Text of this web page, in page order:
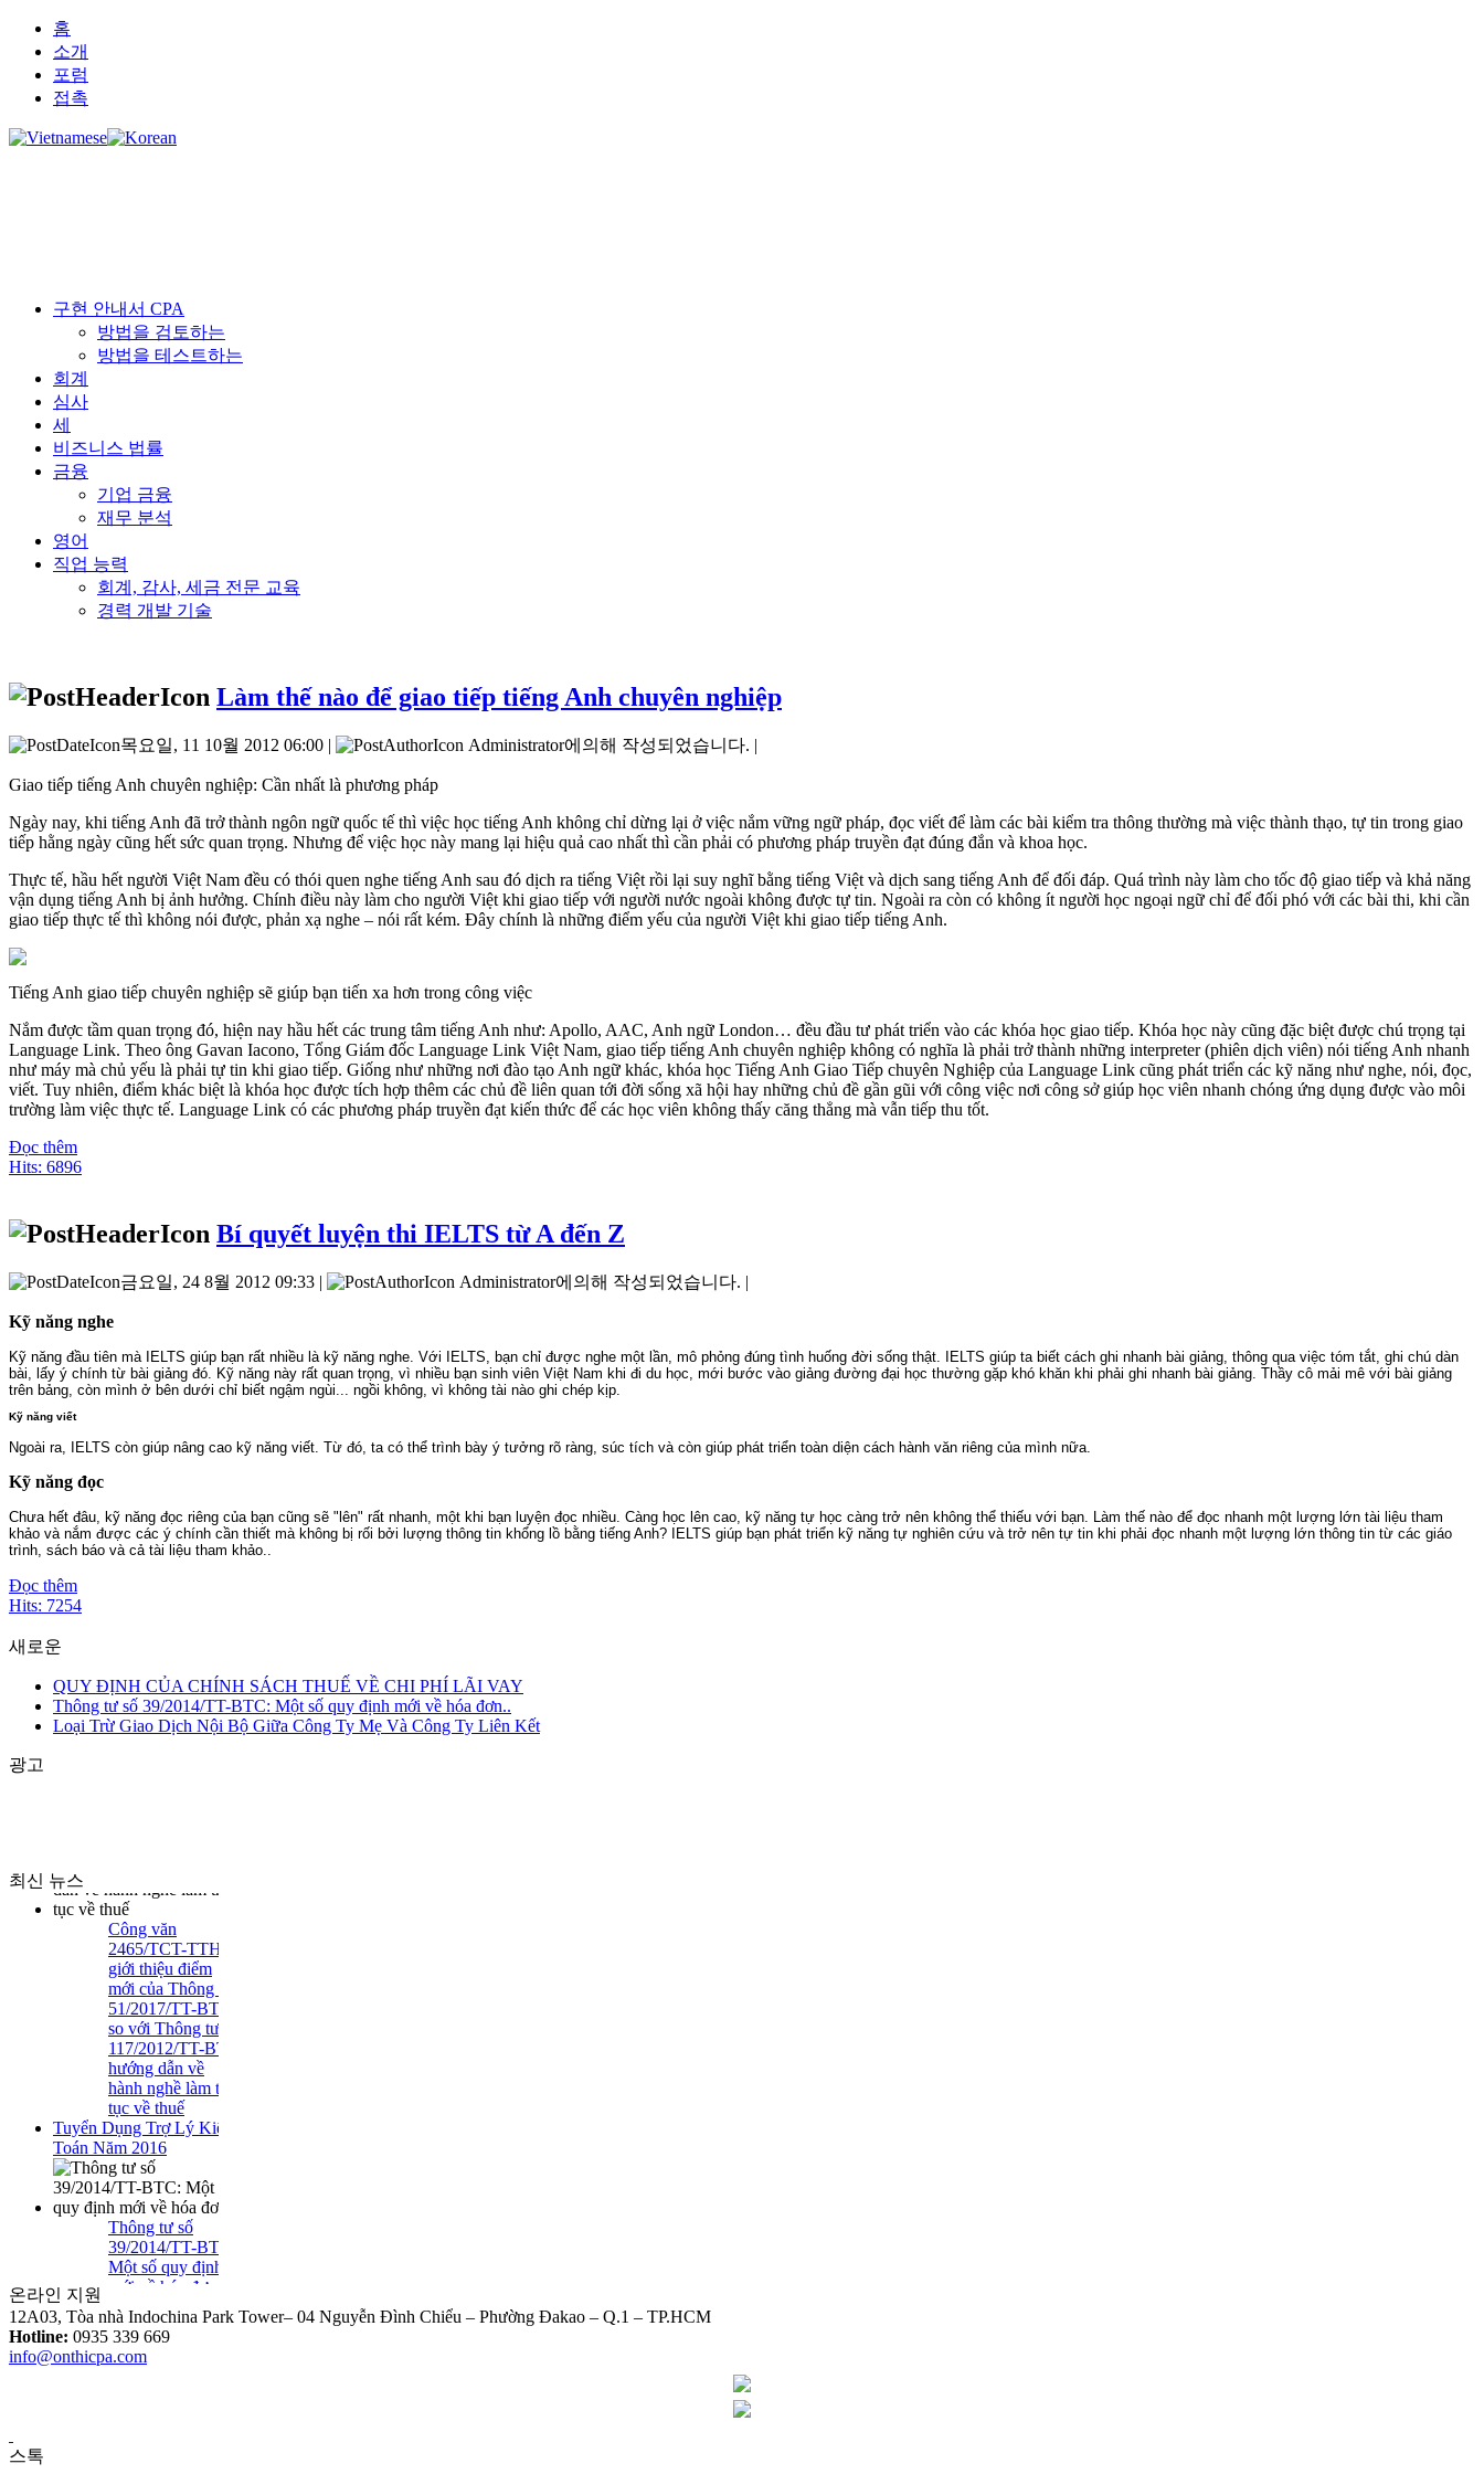
홈
소개
포럼
접촉
구현 안내서 CPA
방법을 검토하는
방법을 테스트하는
회계
심사
세
비즈니스 법률
금융
기업 금융
재무 분석
영어
직업 능력
회계, 감사, 세금 전문 교육
경력 개발 기술
Làm thế nào để giao tiếp tiếng Anh chuyên nghiệp
목요일, 11 10월 2012 06:00 | Administrator에의해 작성되었습니다. |
Giao tiếp tiếng Anh chuyên nghiệp: Cần nhất là phương pháp
Ngày nay, khi tiếng Anh đã trở thành ngôn ngữ quốc tế thì việc học tiếng Anh không chỉ dừng lại ở việc nắm vững ngữ pháp, đọc viết để làm các bài kiểm tra thông thường mà việc thành thạo, tự tin trong giao
tiếp hằng ngày cũng hết sức quan trọng. Nhưng để việc học này mang lại hiệu quả cao nhất thì cần phải có phương pháp truyền đạt đúng đắn và khoa học.
Thực tế, hầu hết người Việt Nam đều có thói quen nghe tiếng Anh sau đó dịch ra tiếng Việt rồi lại suy nghĩ bằng tiếng Việt và dịch sang tiếng Anh để đối đáp. Quá trình này làm cho tốc độ giao tiếp và khả năng
vận dụng tiếng Anh bị ảnh hưởng. Chính điều này làm cho người Việt khi giao tiếp với người nước ngoài không được tự tin. Ngoài ra còn có không ít người học ngoại ngữ chỉ để đối phó với các bài thi, khi cần
giao tiếp thực tế thì không nói được, phản xạ nghe – nói rất kém. Đây chính là những điểm yếu của người Việt khi giao tiếp tiếng Anh.
Tiếng Anh giao tiếp chuyên nghiệp sẽ giúp bạn tiến xa hơn trong công việc
Nắm được tầm quan trọng đó, hiện nay hầu hết các trung tâm tiếng Anh như: Apollo, AAC, Anh ngữ London… đều đầu tư phát triển vào các khóa học giao tiếp. Khóa học này cũng đặc biệt được chú trọng tại
Language Link. Theo ông Gavan Iacono, Tổng Giám đốc Language Link Việt Nam, giao tiếp tiếng Anh chuyên nghiệp không có nghĩa là phải trở thành những interpreter (phiên dịch viên) nói tiếng Anh nhanh
như máy mà chủ yếu là phải tự tin khi giao tiếp. Giống như những nơi đào tạo Anh ngữ khác, khóa học Tiếng Anh Giao Tiếp chuyên Nghiệp của Language Link cũng phát triển các kỹ năng như nghe, nói, đọc,
viết. Tuy nhiên, điểm khác biệt là khóa học được tích hợp thêm các chủ đề liên quan tới đời sống xã hội hay những chủ đề gần gũi với công việc nơi công sở giúp học viên nhanh chóng ứng dụng được vào môi
trường làm việc thực tế. Language Link có các phương pháp truyền đạt kiến thức để các học viên không thấy căng thẳng mà vẫn tiếp thu tốt.
Đọc thêm
Hits: 6896
Bí quyết luyện thi IELTS từ A đến Z
금요일, 24 8월 2012 09:33 | Administrator에의해 작성되었습니다. |
Kỹ năng nghe
Kỹ năng đầu tiên mà IELTS giúp bạn rất nhiều là kỹ năng nghe. Với IELTS, bạn chỉ được nghe một lần, mô phỏng đúng tình huống đời sống thật. IELTS giúp ta biết cách ghi nhanh bài giảng, thông qua việc tóm tắt, ghi chú dàn
bài, lấy ý chính từ bài giảng đó. Kỹ năng này rất quan trọng, vì nhiều bạn sinh viên Việt Nam khi đi du học, mới bước vào giảng đường đại học thường gặp khó khăn khi phải ghi nhanh bài giảng. Thầy cô mải mê với bài giảng
trên bảng, còn mình ở bên dưới chỉ biết ngậm ngùi... ngồi không, vì không tài nào ghi chép kịp.
Kỹ năng viết
Ngoài ra, IELTS còn giúp nâng cao kỹ năng viết. Từ đó, ta có thể trình bày ý tưởng rõ ràng, súc tích và còn giúp phát triển toàn diện cách hành văn riêng của mình nữa.
Kỹ năng đọc
Chưa hết đâu, kỹ năng đọc riêng của bạn cũng sẽ "lên" rất nhanh, một khi bạn luyện đọc nhiều. Càng học lên cao, kỹ năng tự học càng trở nên không thể thiếu với bạn. Làm thế nào để đọc nhanh một lượng lớn tài liệu tham
khảo và nắm được các ý chính cần thiết mà không bị rối bởi lượng thông tin khổng lồ bằng tiếng Anh? IELTS giúp bạn phát triển kỹ năng tự nghiên cứu và trở nên tự tin khi phải đọc nhanh một lượng lớn thông tin từ các giáo
trình, sách báo và cả tài liệu tham khảo..
Đọc thêm
Hits: 7254
새로운
QUY ĐỊNH CỦA CHÍNH SÁCH THUẾ VỀ CHI PHÍ LÃI VAY
Thông tư số 39/2014/TT-BTC: Một số quy định mới về hóa đơn..
Loại Trừ Giao Dịch Nội Bộ Giữa Công Ty Mẹ Và Công Ty Liên Kết
광고
최신 뉴스
QUY ĐỊNH CỦA
CHÍNH SÁCH THUẾ
VỀ CHI PHÍ LÃI VAY
Công văn
2465/TCT-TTHT
giới thiệu điểm
mới của Thông tư
51/2017/TT-BTC
so với Thông tư
117/2012/TT-BTC
hướng dẫn về
hành nghề làm thủ
tục về thuế
Tuyển Dụng Trợ Lý Kiểm
Toán Năm 2016
Thông tư số
39/2014/TT-BTC:
Một số quy định
mới về hóa đơn..
Loại Trừ Giao
Dịch Nội Bộ Giữa
온라인 지원
12A03, Tòa nhà Indochina Park Tower– 04 Nguyễn Đình Chiểu – Phường Đakao – Q.1 – TP.HCM
Hotline: 0935 339 669
info@onthicpa.com
스톡